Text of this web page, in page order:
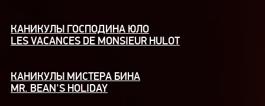
КАНИКУЛЫ ГОСПОДИНА ЮЛО
LES VACANCES DE MONSIEUR HULOT
КАНИКУЛЫ МИСТЕРА БИНА
MR. BEAN'S HOLIDAY